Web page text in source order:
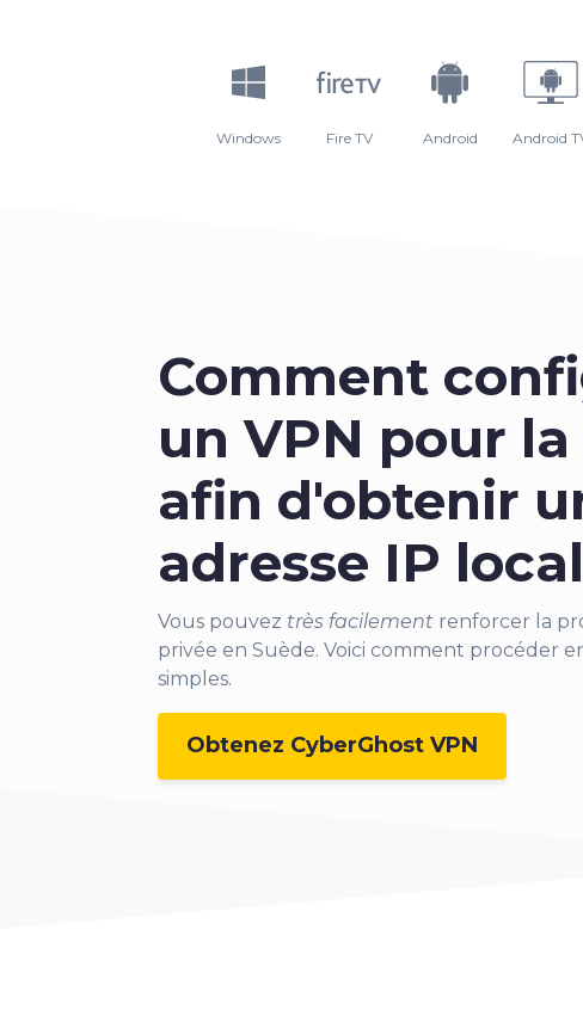
Windows Fire TV Android Android
Comment
un VPN pour la
afin d'obtenir
adresse IP
Vous pouvez très facilement renforcer la
privée en Suède. Voici comment procéder
simples.
Obtenez CyberGhost VPN